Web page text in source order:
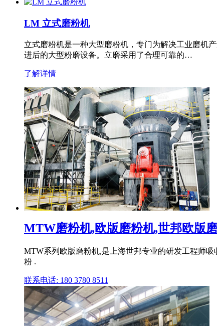
LM 立式磨粉机
立式磨粉机是一种大型磨粉机，专门为解决工业磨机
进后的大型粉磨设备。立磨采用了合理可靠的…
了解详情
MTW磨粉机,欧版磨粉机,世邦欧版
MTW系列欧版磨粉机,是上海世邦专业的研发工程师
粉 .
联系电话: 180 3780 8511